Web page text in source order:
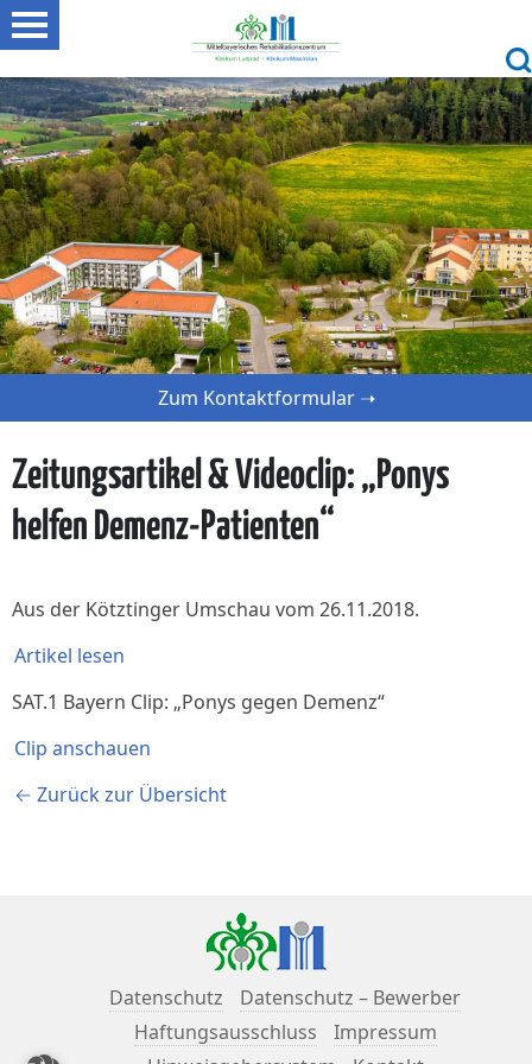
Zum Kontaktformular ➝
Zeitungsartikel & Videoclip: „Ponys
helfen Demenz-Patienten“
Aus der Kötztinger Umschau vom 26.11.2018.
Artikel lesen
SAT.1 Bayern Clip: „Ponys gegen Demenz“
Clip anschauen
← Zurück zur Übersicht
Datenschutz
Datenschutz – Bewerber
Haftungsausschluss
Impressum